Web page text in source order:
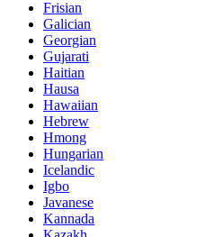
Frisian
Galician
Georgian
Gujarati
Haitian
Hausa
Hawaiian
Hebrew
Hmong
Hungarian
Icelandic
Igbo
Javanese
Kannada